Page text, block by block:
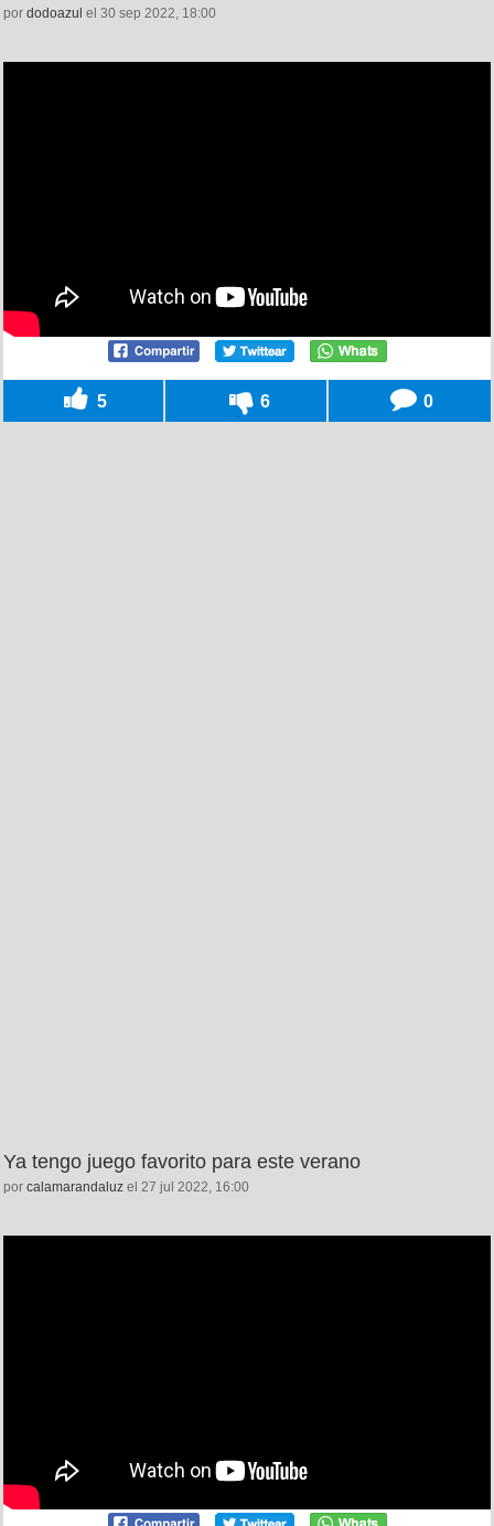
por dodoazul el 30 sep 2022, 18:00
5 6 0
Ya tengo juego favorito para este verano
por calamarandaluz el 27 jul 2022, 16:00